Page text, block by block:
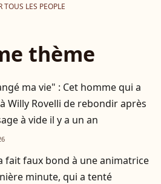
TOUS LES PEOPLE
thème
ma vie" : Cet homme qui a
Willy Rovelli de rebondir après
à vide il y a un an
fait faux bond à une animatrice
minute, qui a tenté